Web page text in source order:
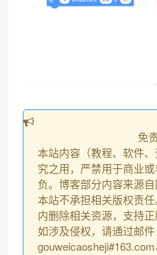
免
本站内容（教程、软件
究之用，严禁用于商业
负。博客部分内容来源自
本站不承担相关版权责
内删除相关资源，支持正
如涉及侵权，请通过邮件
gouweicaosheji#163.com